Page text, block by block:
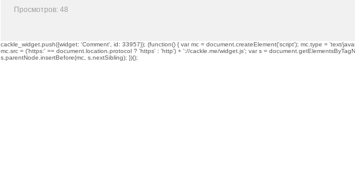
Просмотров: 48
cackle_widget.push({widget: 'Comment', id: 33957}); (function() { var mc = document.createElement('script'); mc.type = 'text/
mc.src = ('https:' == document.location.protocol ? 'https' : 'http') + '://cackle.me/widget.js'; var s =
s.parentNode.insertBefore(mc, s.nextSibling); })();